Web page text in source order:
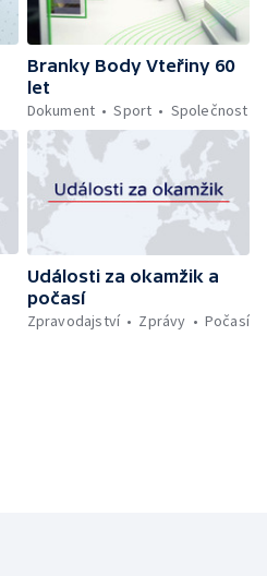
Branky Body Vteřiny 60
let
Dokument
Sport Společnost
Události za okamžik a
počasí
Zpravodajství
Zprávy Počasí